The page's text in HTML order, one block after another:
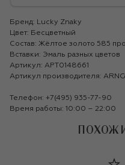
Бренд: Lucky Znaky
Цвет: Бесцветный
Состав: Жёлтое золото 585
Вставки: Эмаль разных цветов
Артикул: APT0148661
Артикул производителя:
Телефон: +7(495) 935-77-90
Время работы: 10:00 – 22:00